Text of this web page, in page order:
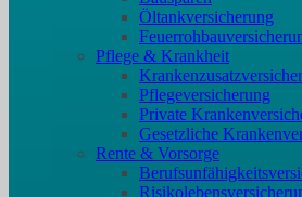
Öltankversicherung
Pflege & Krankheit
Pflegeversicherung
Private
Gesetzliche
Rente & Vorsorge